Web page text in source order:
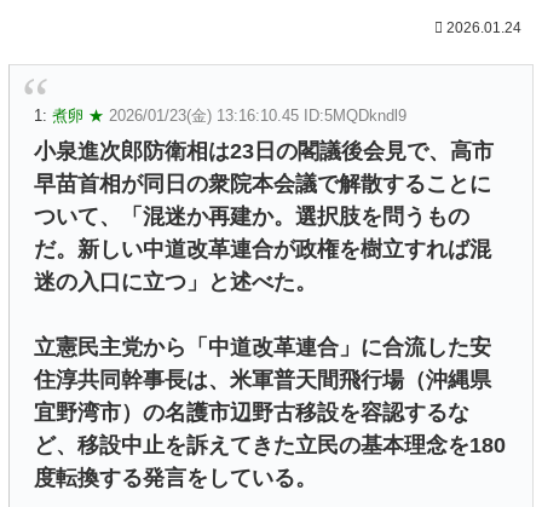
2026.01.24
1: 煮卵 ★ 2026/01/23(金) 13:16:10.45 ID:5MQDkndl9
小泉進次郎防衛相は23日の閣議後会見で、高市
早苗首相が同日の衆院本会議で解散することに
ついて、「混迷か再建か。選択肢を問うもの
だ。新しい中道改革連合が政権を樹立すれば混
迷の入口に立つ」と述べた。
立憲民主党から「中道改革連合」に合流した安
住淳共同幹事長は、米軍普天間飛行場（沖縄県
宜野湾市）の名護市辺野古移設を容認するな
ど、移設中止を訴えてきた立民の基本理念を180
度転換する発言をしている。